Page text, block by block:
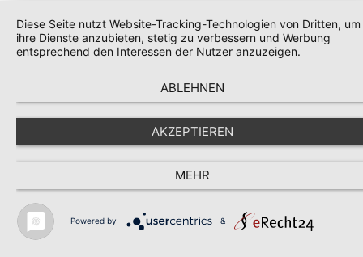
Diese Seite nutzt Website-Tracking-Technologien von Dritten, um
ihre Dienste anzubieten, stetig zu verbessern und Werbung
entsprechend den Interessen der Nutzer anzuzeigen.
ABLEHNEN
AKZEPTIEREN
MEHR
Powered by &